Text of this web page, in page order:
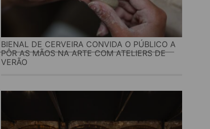
BIENAL DE CERVEIRA CONVIDA O PÚBLICO A
PÔR AS MÃOS NA ARTE COM ATELIERS DE
VERÃO